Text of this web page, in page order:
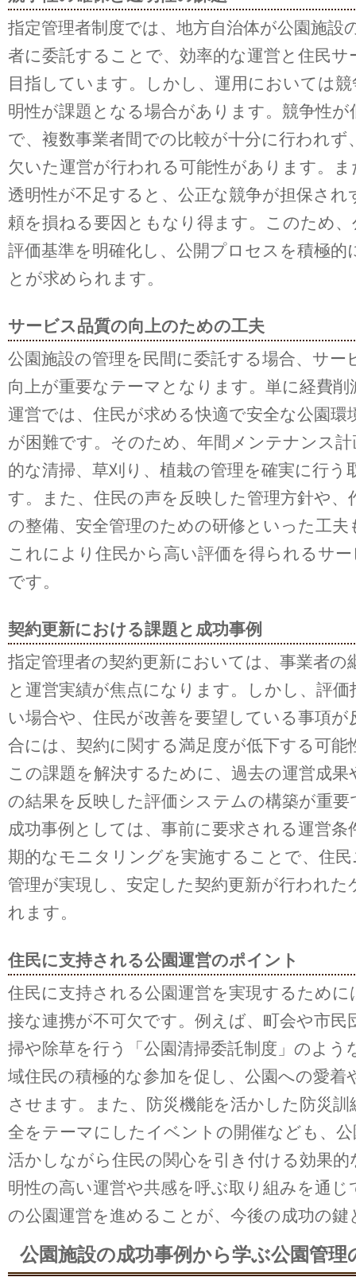
指定管理者制度では、地方自治体が公園施設
者に委託することで、効率的な運営と住民サ
目指しています。しかし、運用においては
明性が課題となる場合があります。競争性が
で、複数事業者間での比較が十分に行われず
欠いた運営が行われる可能性があります。
透明性が不足すると、公正な競争が担保され
頼を損ねる要因ともなり得ます。このため
評価基準を明確化し、公開プロセスを積極的
とが求められます。
サービス品質の向上のための工夫
公園施設の管理を民間に委託する場合、サー
向上が重要なテーマとなります。単に経費削
運営では、住民が求める快適で安全な公園環
が困難です。そのため、年間メンテナンス
的な清掃、草刈り、植栽の管理を確実に行う
す。また、住民の声を反映した管理方針や、
の整備、安全管理のための研修といった工夫
これにより住民から高い評価を得られるサ
です。
契約更新における課題と成功事例
指定管理者の契約更新においては、事業者の
と運営実績が焦点になります。しかし、評価
い場合や、住民が改善を要望している事項が
合には、契約に関する満足度が低下する可能
この課題を解決するために、過去の運営成果
の結果を反映した評価システムの構築が重要
成功事例としては、事前に要求される運営条
期的なモニタリングを実施することで、住
管理が実現し、安定した契約更新が行われた
れます。
住民に支持される公園運営のポイント
住民に支持される公園運営を実現するために
接な連携が不可欠です。例えば、町会や市民
掃や除草を行う「公園清掃委託制度」のよう
域住民の積極的な参加を促し、公園への愛着
させます。また、防災機能を活かした防災訓
全をテーマにしたイベントの開催なども、
活かしながら住民の関心を引き付ける効果的
明性の高い運営や共感を呼ぶ取り組みを通じ
の公園運営を進めることが、今後の成功の鍵
公園施設の成功事例から学ぶ公園管理